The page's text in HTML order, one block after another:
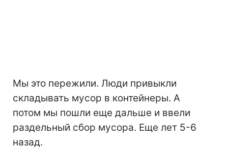
Мы это пережили. Люди привыкли
складывать мусор в контейнеры. А
потом мы пошли еще дальше и ввели
раздельный сбор мусора. Еще лет 5-6
назад.